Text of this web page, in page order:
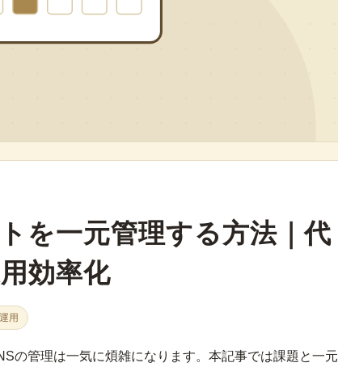
を一元管理する方法｜代
効率化
用
の管理は一気に煩雑になります。本記事では課題と一元